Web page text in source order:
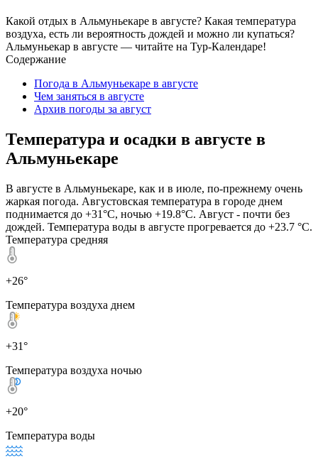
Какой отдых в Альмуньекаре в августе? Какая температура
воздуха, есть ли вероятность дождей и можно ли купаться?
Альмуньекар в августе — читайте на Тур-Календаре!
Содержание
Погода в Альмуньекаре в августе
Чем заняться в августе
Архив погоды за август
Температура и осадки в августе в
Альмуньекаре
В августе в Альмуньекаре, как и в июле, по-прежнему очень
жаркая погода. Августовская температура в городе днем
поднимается до +31°C, ночью +19.8°C. Август - почти без
дождей. Температура воды в августе прогревается до +23.7 °C.
Температура средняя
+26°
Температура воздуха днем
+31°
Температура воздуха ночью
+20°
Температура воды